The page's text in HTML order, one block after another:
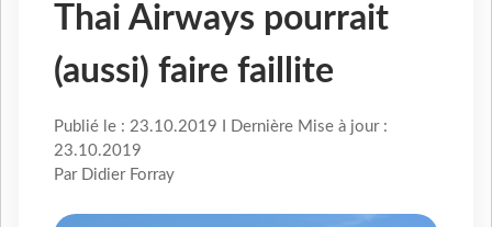
Thai Airways pourrait
(aussi) faire faillite
Publié le : 23.10.2019 I Dernière Mise à jour :
23.10.2019
Par Didier Forray